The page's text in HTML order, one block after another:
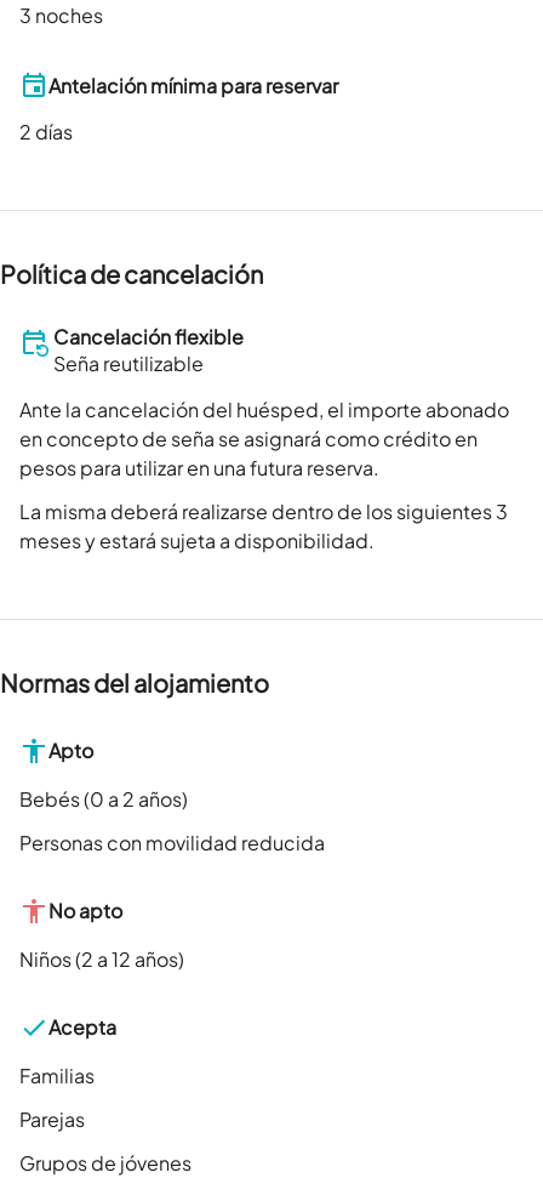
3 noches
Antelación mínima para reservar
2 días
Política de cancelación
Cancelación flexible
Seña reutilizable
Ante la cancelación del huésped, el importe abonado
en concepto de seña se asignará como crédito en
pesos para utilizar en una futura reserva.
La misma deberá realizarse dentro de los siguientes 3
meses y estará sujeta a disponibilidad.
Normas del alojamiento
Apto
Bebés (0 a 2 años)
Personas con movilidad reducida
No apto
Niños (2 a 12 años)
Acepta
Familias
Parejas
Grupos de jóvenes